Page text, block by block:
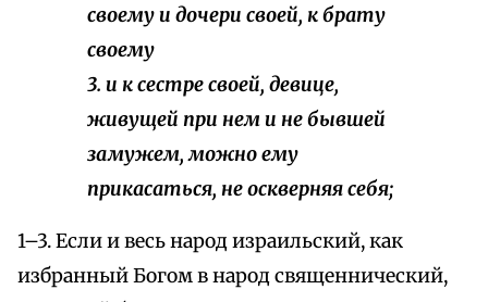
своему и дочери своей, к брату
своему
3. и к сестре своей, девице,
живущей при нем и не бывшей
замужем, можно ему
прикасаться, не оскверняя себя;
1–3. Если и весь народ израильский, как
избранный Богом в народ священнический,